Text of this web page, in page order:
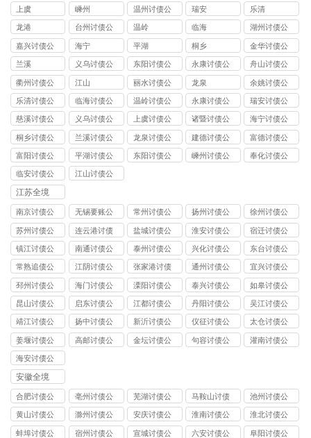
司
司
上虞 嵊州
温州讨债公
司
瑞安 乐清
龙港
台州讨债公
司
温岭 临海
湖州讨债公
司
嘉兴讨债公
司
海宁 平湖 桐乡
金华讨债公
司
兰溪
义乌讨债公
司
东阳讨债公
司
永康讨债公
司
舟山讨债公
司
衢州讨债公
司
江山
丽水讨债公
司
龙泉
余姚讨债公
司
乐清讨债公
司
临海讨债公
司
温岭讨债公
司
永康讨债公
司
瑞安讨债公
司
慈溪讨债公
司
义乌讨债公
司
上虞讨债公
司
诸暨讨债公
司
海宁讨债公
司
桐乡讨债公
司
兰溪讨债公
司
龙泉讨债公
司
建德讨债公
司
富德讨债公
司
富阳讨债公
司
平湖讨债公
司
东阳讨债公
嵊州讨债公
奉化讨债公
临安讨债公
司
江山讨债公
江苏全境
南京讨债公
司
无锡要账公
司
常州讨债公
司
扬州讨债公
司
徐州讨债公
司
苏州讨债公
司
连云港讨债
公司
盐城讨债公
司
淮安讨债公
司
宿迁讨债公
司
镇江讨债公
司
南通讨债公
司
泰州讨债公
司
兴化讨债公
司
东台讨债公
司
常熟追债公
司
江阴讨债公
司
张家港讨债
公司
通州讨债公
司
宜兴讨债公
司
邳州讨债公
司
海门讨债公
司
溧阳讨债公
司
泰兴讨债公
司
如皋讨债公
司
昆山讨债公
司
启东讨债公
司
江都讨债公
司
丹阳讨债公
司
吴江讨债公
司
靖江讨债公
司
扬中讨债公
司
新沂讨债公
司
仪征讨债公
司
太仓讨债公
司
姜堰讨债公
司
高邮讨债公
金坛讨债公
句容讨债公
灌南讨债公
海安讨债公
司
安徽全境
合肥讨债公
司
亳州讨债公
司
芜湖讨债公
司
马鞍山讨债
公司
池州讨债公
司
黄山讨债公
司
滁州讨债公
司
安庆讨债公
司
淮南讨债公
司
淮北讨债公
司
蚌埠讨债公
宿州讨债公
宣城讨债公
六安讨债公
阜阳讨债公